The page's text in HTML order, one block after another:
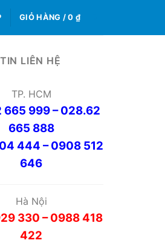
GIỎ HÀNG /0 ₫
LIÊN HỆ
TP. HCM
665 999 – 028.62
665 888
444 – 0908 512
646
Hà Nội
330 – 0988 418
422